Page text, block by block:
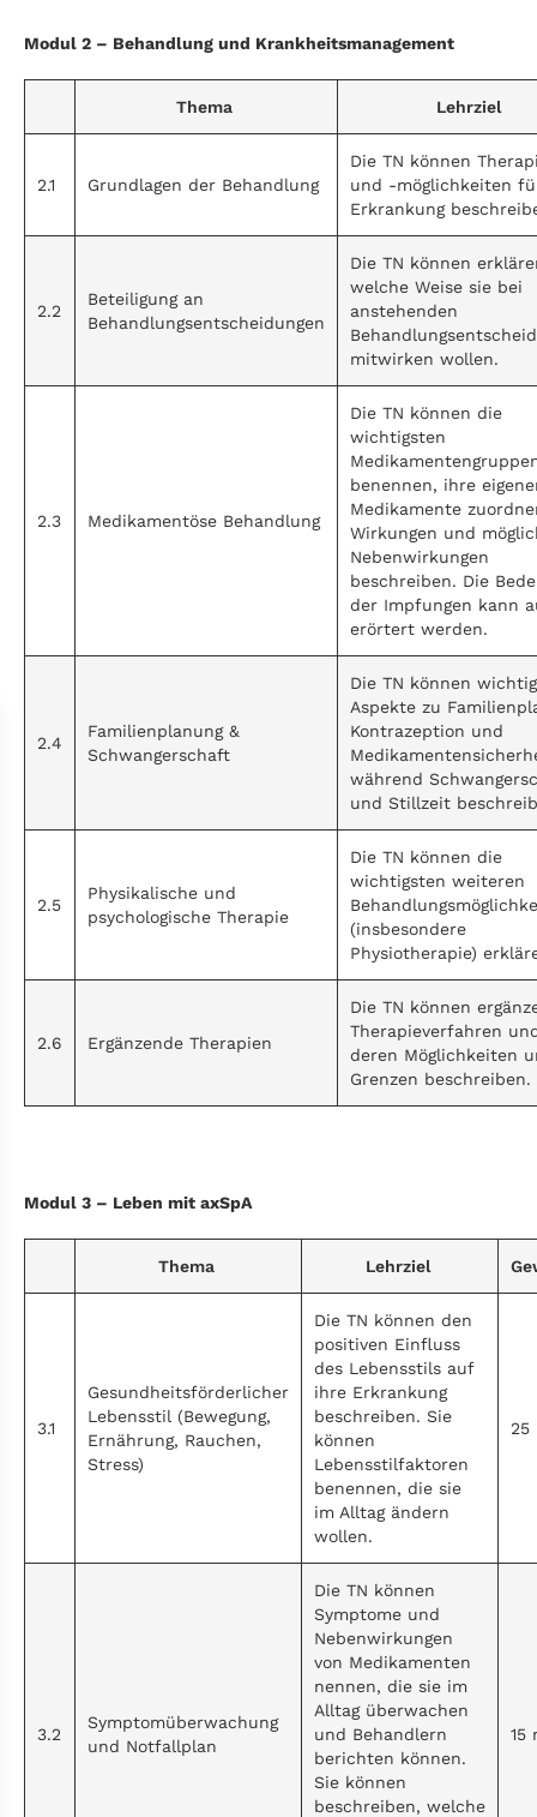
Modul 2 – Behandlung und Krankheitsmanagement
Thema Lehrziel
2.1 Grundlagen der Behandlung
Die TN können
und -möglichkeiten
Erkrankung
2.2
Beteiligung an
Behandlungsentscheidungen
Die TN können
welche Weise sie bei
anstehenden
mitwirken wollen.
2.3 Medikamentöse Behandlung
Die TN können die
wichtigsten
benennen, ihre
Medikamente
Wirkungen und
Nebenwirkungen
beschreiben. Die
der Impfungen kann
erörtert werden.
2.4
Familienplanung &
Schwangerschaft
Die TN können
Aspekte zu
Kontrazeption und
während
und Stillzeit
2.5
Physikalische und
psychologische Therapie
Die TN können die
wichtigsten weiteren
(insbesondere
Physiotherapie)
2.6 Ergänzende Therapien
Die TN können
Therapieverfahren
deren Möglichkeiten
Grenzen beschreiben.
Modul 3 – Leben mit axSpA
Thema Lehrziel
3.1
Gesundheitsförderlicher
Lebensstil (Bewegung,
Ernährung, Rauchen,
Stress)
Die TN können den
positiven Einfluss
des Lebensstils auf
ihre Erkrankung
beschreiben. Sie
können
Lebensstilfaktoren
benennen, die sie
im Alltag ändern
wollen.
25
3.2
Symptomüberwachung
und Notfallplan
Die TN können
Symptome und
Nebenwirkungen
von Medikamenten
nennen, die sie im
Alltag überwachen
und Behandlern
berichten können.
Sie können
beschreiben, welche
15